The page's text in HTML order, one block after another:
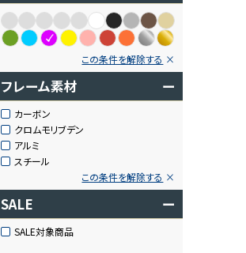
この条件を解除する
フレーム素材 ー
カーボン
クロムモリブデン
アルミ
スチール
この条件を解除する
SALE ー
SALE対象商品